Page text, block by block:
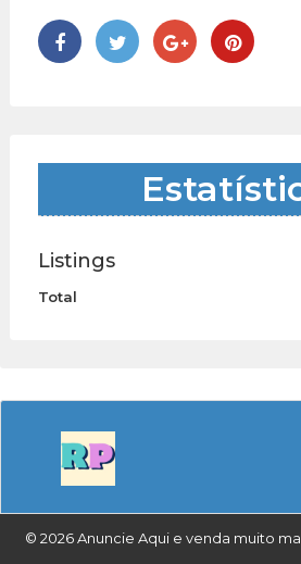
Listings
Total
© 2026 Anuncie Aqui e venda muito